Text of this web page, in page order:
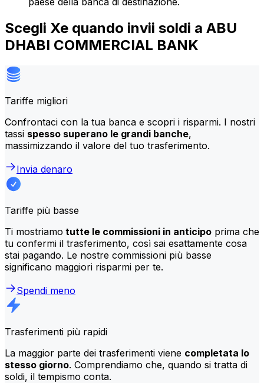
Scegli Xe quando invii soldi a ABU
DHABI COMMERCIAL BANK
Tariffe migliori
Confrontaci con la tua banca e scopri i risparmi. I nostri
tassi spesso superano le grandi banche,
massimizzando il valore del tuo trasferimento.
Invia denaro
Tariffe più basse
Ti mostriamo tutte le commissioni in anticipo prima che
tu confermi il trasferimento, così sai esattamente cosa
stai pagando. Le nostre commissioni più basse
significano maggiori risparmi per te.
Spendi meno
Trasferimenti più rapidi
La maggior parte dei trasferimenti viene completata lo
stesso giorno. Comprendiamo che, quando si tratta di
soldi, il tempismo conta.